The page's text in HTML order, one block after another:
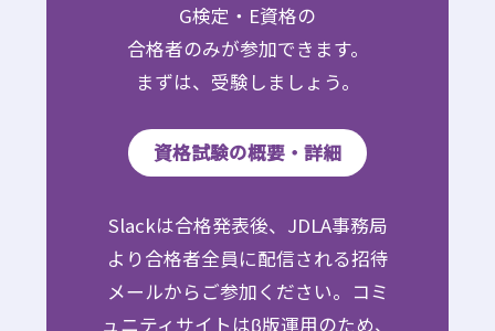
G検定・E資格の
合格者のみが参加できます。
まずは、受験しましょう。
資格試験の概要・詳細
Slackは合格発表後、JDLA事務局
より合格者全員に配信される招待
メールからご参加ください。コミ
ュニティサイトはβ版運用のため、